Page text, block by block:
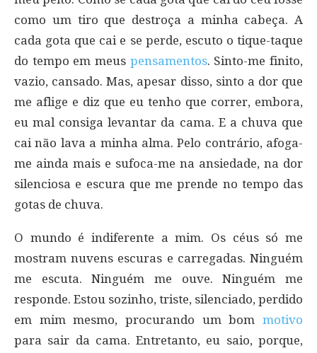
como um tiro que destroça a minha cabeça. A
cada gota que cai e se perde, escuto o tique-taque
do tempo em meus pensamentos. Sinto-me finito,
vazio, cansado. Mas, apesar disso, sinto a dor que
me aflige e diz que eu tenho que correr, embora,
eu mal consiga levantar da cama. E a chuva que
cai não lava a minha alma. Pelo contrário, afoga-
me ainda mais e sufoca-me na ansiedade, na dor
silenciosa e escura que me prende no tempo das
gotas de chuva.
O mundo é indiferente a mim. Os céus só me
mostram nuvens escuras e carregadas. Ninguém
me escuta. Ninguém me ouve. Ninguém me
responde. Estou sozinho, triste, silenciado, perdido
em mim mesmo, procurando um bom motivo
para sair da cama. Entretanto, eu saio, porque,